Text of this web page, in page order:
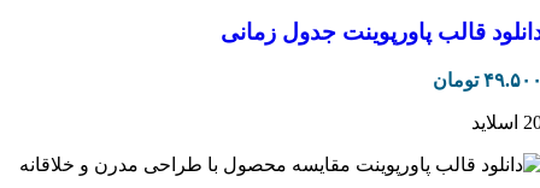
قالب پاورپوینت جدول زمانی
تومان